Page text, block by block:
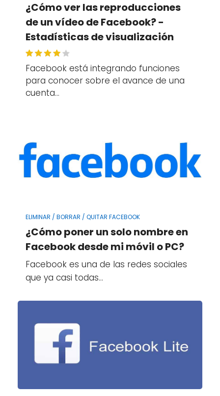
¿Cómo ver las reproducciones
de un vídeo de Facebook? -
Estadísticas de visualización
Facebook está integrando funciones
para conocer sobre el avance de una
cuenta…
ELIMINAR / BORRAR / QUITAR FACEBOOK
¿Cómo poner un solo nombre en
Facebook desde mi móvil o PC?
Facebook es una de las redes sociales
que ya casi todas…